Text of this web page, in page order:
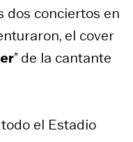
dos conciertos en
el cover
” de la cantante
el Estadio